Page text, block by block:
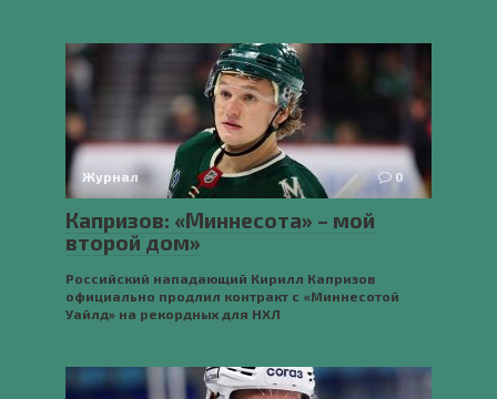
Журнал 0
Капризов: «Миннесота» – мой
второй дом»
Российский нападающий Кирилл Капризов
официально продлил контракт с «Миннесотой
Уайлд» на рекордных для НХЛ